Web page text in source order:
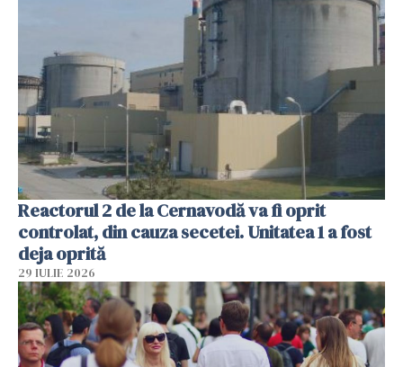
Reactorul 2 de la Cernavodă va fi oprit
controlat, din cauza secetei. Unitatea 1 a fost
deja oprită
29 IULIE 2026